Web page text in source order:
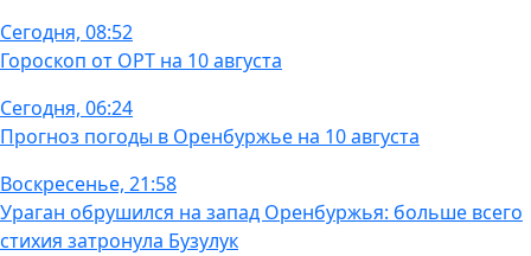
Сегодня, 08:52
Гороскоп от ОРТ на 10 августа
Сегодня, 06:24
Прогноз погоды в Оренбуржье на 10 августа
Воскресенье, 21:58
Ураган обрушился на запад Оренбуржья: больше всего
стихия затронула Бузулук